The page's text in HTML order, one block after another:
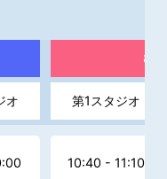
オ
8/
第1スタジオ
10:40 - 11:10